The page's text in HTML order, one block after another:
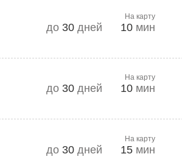
до 30 дней 10мин
На карту
до 30 дней 10мин
На карту
до 30 дней 15мин
На карту